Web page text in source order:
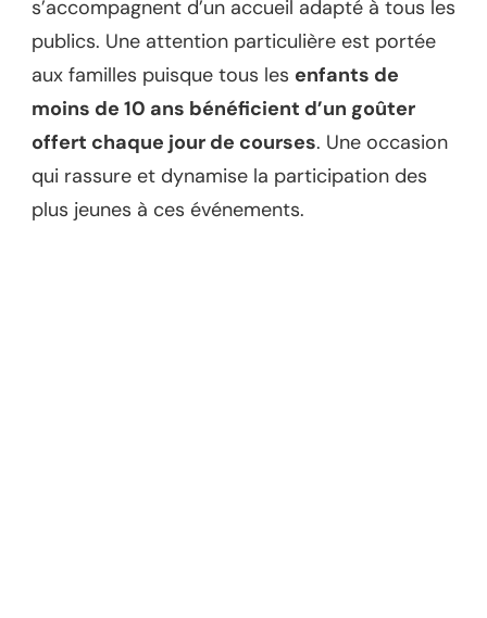
s’accompagnent d’un accueil adapté à tous les
publics. Une attention particulière est portée
aux familles puisque tous les enfants de
moins de 10 ans bénéficient d’un goûter
offert chaque jour de courses. Une occasion
qui rassure et dynamise la participation des
plus jeunes à ces événements.